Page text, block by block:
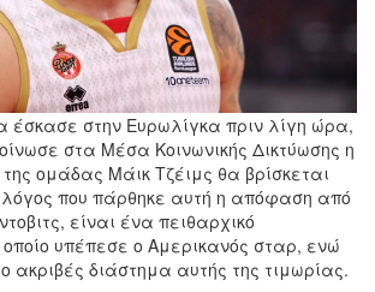
έσκασε στην Ευρωλίγκα πριν λίγη ώρα,
στα Μέσα Κοινωνικής Δικτύωσης η
της ομάδας Μάικ Τζέιμς θα βρίσκεται
που πάρθηκε αυτή η απόφαση από
είναι ένα πειθαρχικό
υπέπεσε ο Αμερικανός σταρ, ενώ
ακριβές διάστημα αυτής της τιμωρίας.